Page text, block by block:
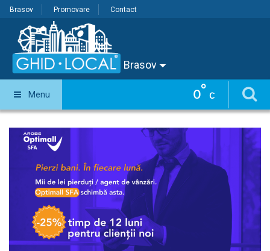
Brasov Promovare Contact
Brasov
0° C
Menu